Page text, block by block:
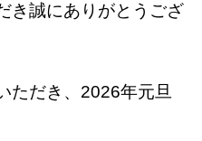
き誠にありがとうござ
ただき、2026年元旦